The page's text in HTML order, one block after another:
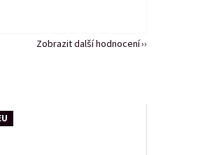
Zobrazit další hodnocení